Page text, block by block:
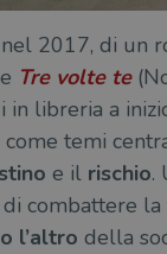
nel 2017, di un
Tre volte te
in libreria a
come temi
e il rischio.
di combattere
l’altro della